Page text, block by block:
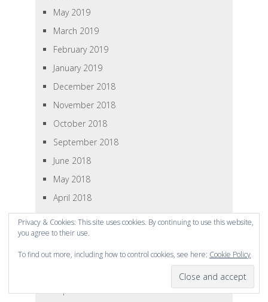
May 2019
March 2019
February 2019
January 2019
December 2018
November 2018
October 2018
September 2018
June 2018
May 2018
April 2018
January 2018
December 2017
November 2017
September 2017
Privacy & Cookies: This site uses cookies. By continuing to use this website,
you agree to their use.
To find out more, including how to control cookies, see here: Cookie Policy